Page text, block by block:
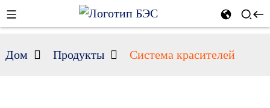
Дом Продукты Система красителей